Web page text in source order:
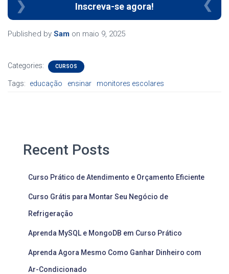
Inscreva-se agora!
Published by Sam on maio 9, 2025
Categories: CURSOS
Tags: educação ensinar monitores escolares
Recent Posts
Curso Prático de Atendimento e Orçamento Eficiente
Curso Grátis para Montar Seu Negócio de
Refrigeração
Aprenda MySQL e MongoDB em Curso Prático
Aprenda Agora Mesmo Como Ganhar Dinheiro com
Ar-Condicionado